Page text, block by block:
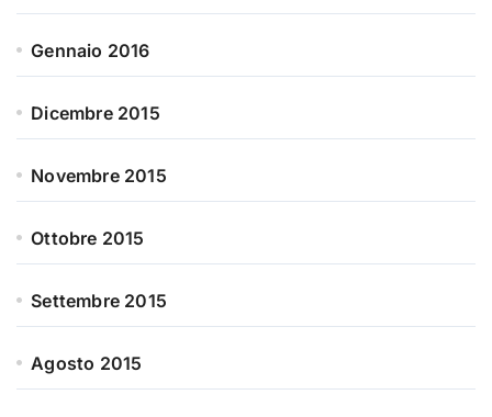
Gennaio 2016
Dicembre 2015
Novembre 2015
Ottobre 2015
Settembre 2015
Agosto 2015